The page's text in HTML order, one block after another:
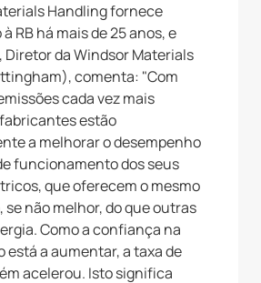
Handling fornece
RB há mais de 25 anos, e
Diretor da Windsor Materials
comenta: "Com
cada vez mais
estão
a melhorar o desempenho
funcionamento dos seus
que oferecem o mesmo
se não melhor, do que outras
Como a confiança na
está a aumentar, a taxa de
acelerou. Isto significa